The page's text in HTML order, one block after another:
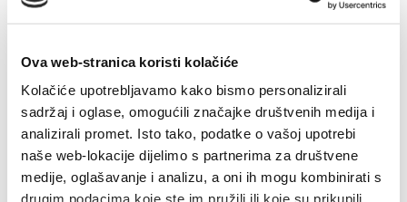
Ova web-stranica koristi kolačiće
Kolačiće upotrebljavamo kako bismo personalizirali
sadržaj i oglase, omogućili značajke društvenih medija i
analizirali promet. Isto tako, podatke o vašoj upotrebi
naše web-lokacije dijelimo s partnerima za društvene
medije, oglašavanje i analizu, a oni ih mogu kombinirati s
drugim podacima koje ste im pružili ili koje su prikupili